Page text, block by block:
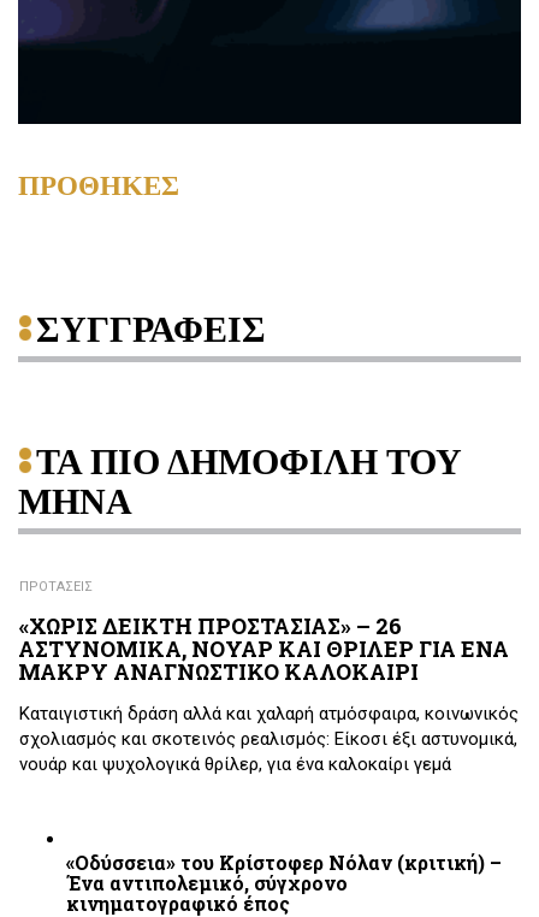
ΠΡΟΘΗΚΕΣ
ΣΥΓΓΡΑΦΕΙΣ
ΤΑ ΠΙΟ ΔΗΜΟΦΙΛΗ ΤΟΥ
ΜΗΝΑ
ΠΡΟΤΑΣΕΙΣ
«ΧΩΡΙΣ ΔΕΙΚΤΗ ΠΡΟΣΤΑΣΙΑΣ» – 26
ΑΣΤΥΝΟΜΙΚΑ, ΝΟΥΑΡ ΚΑΙ ΘΡΙΛΕΡ ΓΙΑ ΕΝΑ
ΜΑΚΡΥ ΑΝΑΓΝΩΣΤΙΚΟ ΚΑΛΟΚΑΙΡΙ
Καταιγιστική δράση αλλά και χαλαρή ατμόσφαιρα, κοινωνικός
σχολιασμός και σκοτεινός ρεαλισμός: Είκοσι έξι αστυνομικά,
νουάρ και ψυχολογικά θρίλερ, για ένα καλοκαίρι γεμά
«Οδύσσεια» του Κρίστοφερ Νόλαν (κριτική) –
Ένα αντιπολεμικό, σύγχρονο
κινηματογραφικό έπος